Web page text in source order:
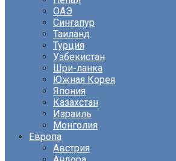
ОАЭ
Сингапур
Таиланд
Турция
Узбекистан
Шри-ланка
Южная Корея
Япония
Казахстан
Израиль
Монголия
Европа
Австрия